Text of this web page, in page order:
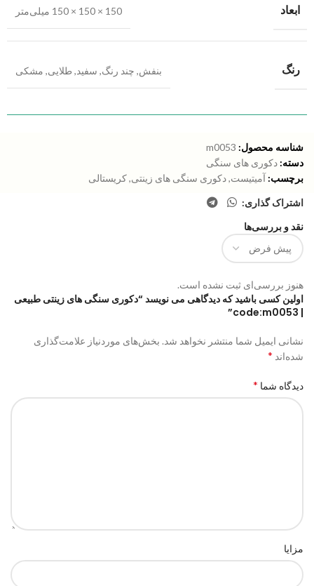
ابعاد 150 × 150 × 150 میلی‌متر
رنگ بنفش, چند رنگ, سفید, طلایی, مشکی
شناسه محصول: m0053
دسته: دکوری های سنگی
برچسب: آمیتیست,دکوری سنگی های زینتی,کریستالی
اشتراک گذاری:
نقد و بررسی‌ها
هنوز بررسی‌ای ثبت نشده است.
اولین کسی باشید که دیدگاهی می نویسد “دکوری سنگی های زینتی طبیعی
| code:m0053”
نشانی ایمیل شما منتشر نخواهد شد. بخش‌های موردنیاز علامت‌گذاری
شده‌اند *
دیدگاه شما *
مزایا